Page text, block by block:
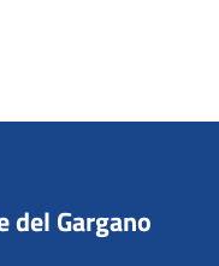
del Gargano